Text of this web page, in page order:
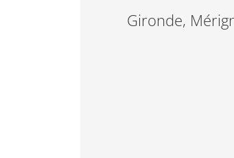
Gironde,